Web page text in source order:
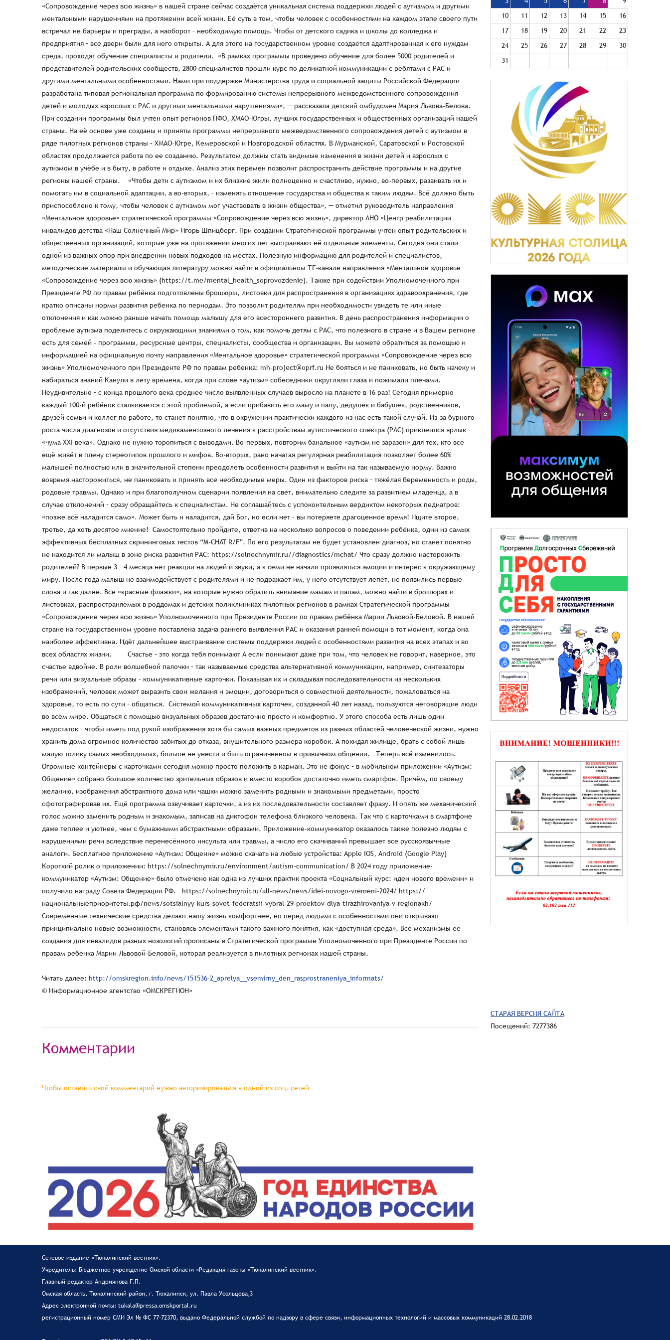
Читать далее: http://omskregion.info/news/151536-2_aprelya__vsemirny_den_rasprostraneniya_informats/
© Информационное агентство «ОМСКРЕГИОН»
Комментарии
Чтобы оставить свой комментарий нужно авторизироваться в одной из соц. сетей
10
11 12 13 14 15
16
17
18 19 20 21 22
23
24
25 26 27 28 29
30
31
СТАРАЯ ВЕРСИЯ САЙТА
Посещений: 7277386
Сетевое издание «Тюкалинский вестник».
Учредитель: Бюджетное учреждение Омской области «Редакция газеты «Тюкалинский вестник».
Главный редактор Андриянова Г.П.
Омская область, Тюкалинский район, г. Тюкалинск, ул. Павла Усольцева,3
Адрес электронной почты: tukala@pressa.omskportal.ru
регистрационный номер СМИ Эл № ФС 77-72370, выдано Федеральной службой по надзору в сфере связи, информационных технологий и массовых коммуникаций 28.02.2018